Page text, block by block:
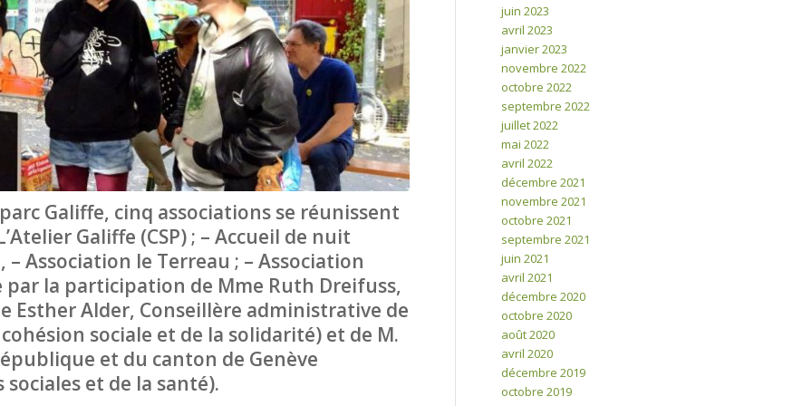
Galiffe, cinq associations se réunissent
Galiffe (CSP) ; – Accueil de nuit
Association le Terreau ; – Association
la participation de Mme Ruth Dreifuss,
Esther Alder, Conseillère administrative de
sociale et de la solidarité) et de M.
et du canton de Genève
et de la santé).
juin 2023
avril 2023
janvier 2023
novembre 2022
octobre 2022
septembre 2022
juillet 2022
mai 2022
avril 2022
décembre 2021
novembre 2021
octobre 2021
septembre 2021
juin 2021
avril 2021
décembre 2020
octobre 2020
août 2020
avril 2020
décembre 2019
octobre 2019